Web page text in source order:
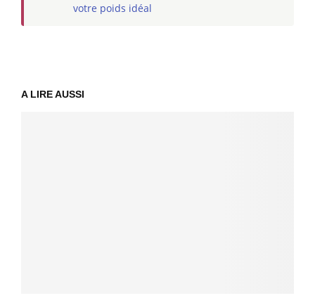
votre poids idéal
A LIRE AUSSI